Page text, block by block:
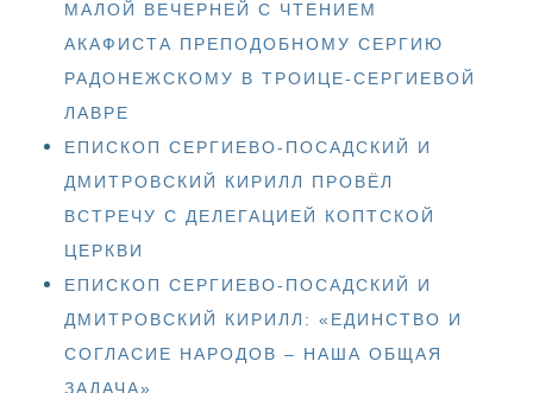
МАЛОЙ ВЕЧЕРНЕЙ С ЧТЕНИЕМ
АКАФИСТА ПРЕПОДОБНОМУ СЕРГИЮ
РАДОНЕЖСКОМУ В ТРОИЦЕ-СЕРГИЕВОЙ
ЛАВРЕ
ЕПИСКОП СЕРГИЕВО-ПОСАДСКИЙ И
ДМИТРОВСКИЙ КИРИЛЛ ПРОВЁЛ
ВСТРЕЧУ С ДЕЛЕГАЦИЕЙ КОПТСКОЙ
ЦЕРКВИ
ЕПИСКОП СЕРГИЕВО-ПОСАДСКИЙ И
ДМИТРОВСКИЙ КИРИЛЛ: «ЕДИНСТВО И
СОГЛАСИЕ НАРОДОВ – НАША ОБЩАЯ
ЗАДАЧА»